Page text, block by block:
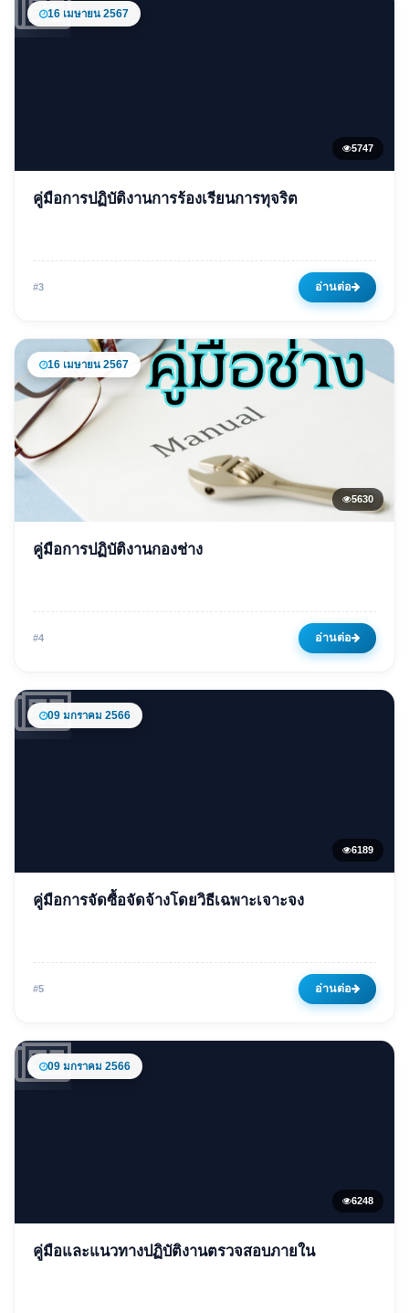
16 เมษายน 2567
5747
การทุจริต
16 เมษายน 2567
คู่มือการปฏิบัติงานการร้องเรียนการทุจริต
#3 อ่านต่อ
16 เมษายน 2567
5630
คู่มือการปฏิบัติงานกองช่าง
#4 อ่านต่อ
09 มกราคม 2566
6189
เฉพาะเจาะจง
09 มกราคม 2566
คู่มือการจัดซื้อจัดจ้างโดยวิธีเฉพาะเจาะจง
#5 อ่านต่อ
09 มกราคม 2566
6248
คู่มือและแนวทางปฏิบัติงานตรวจสอบภายใน